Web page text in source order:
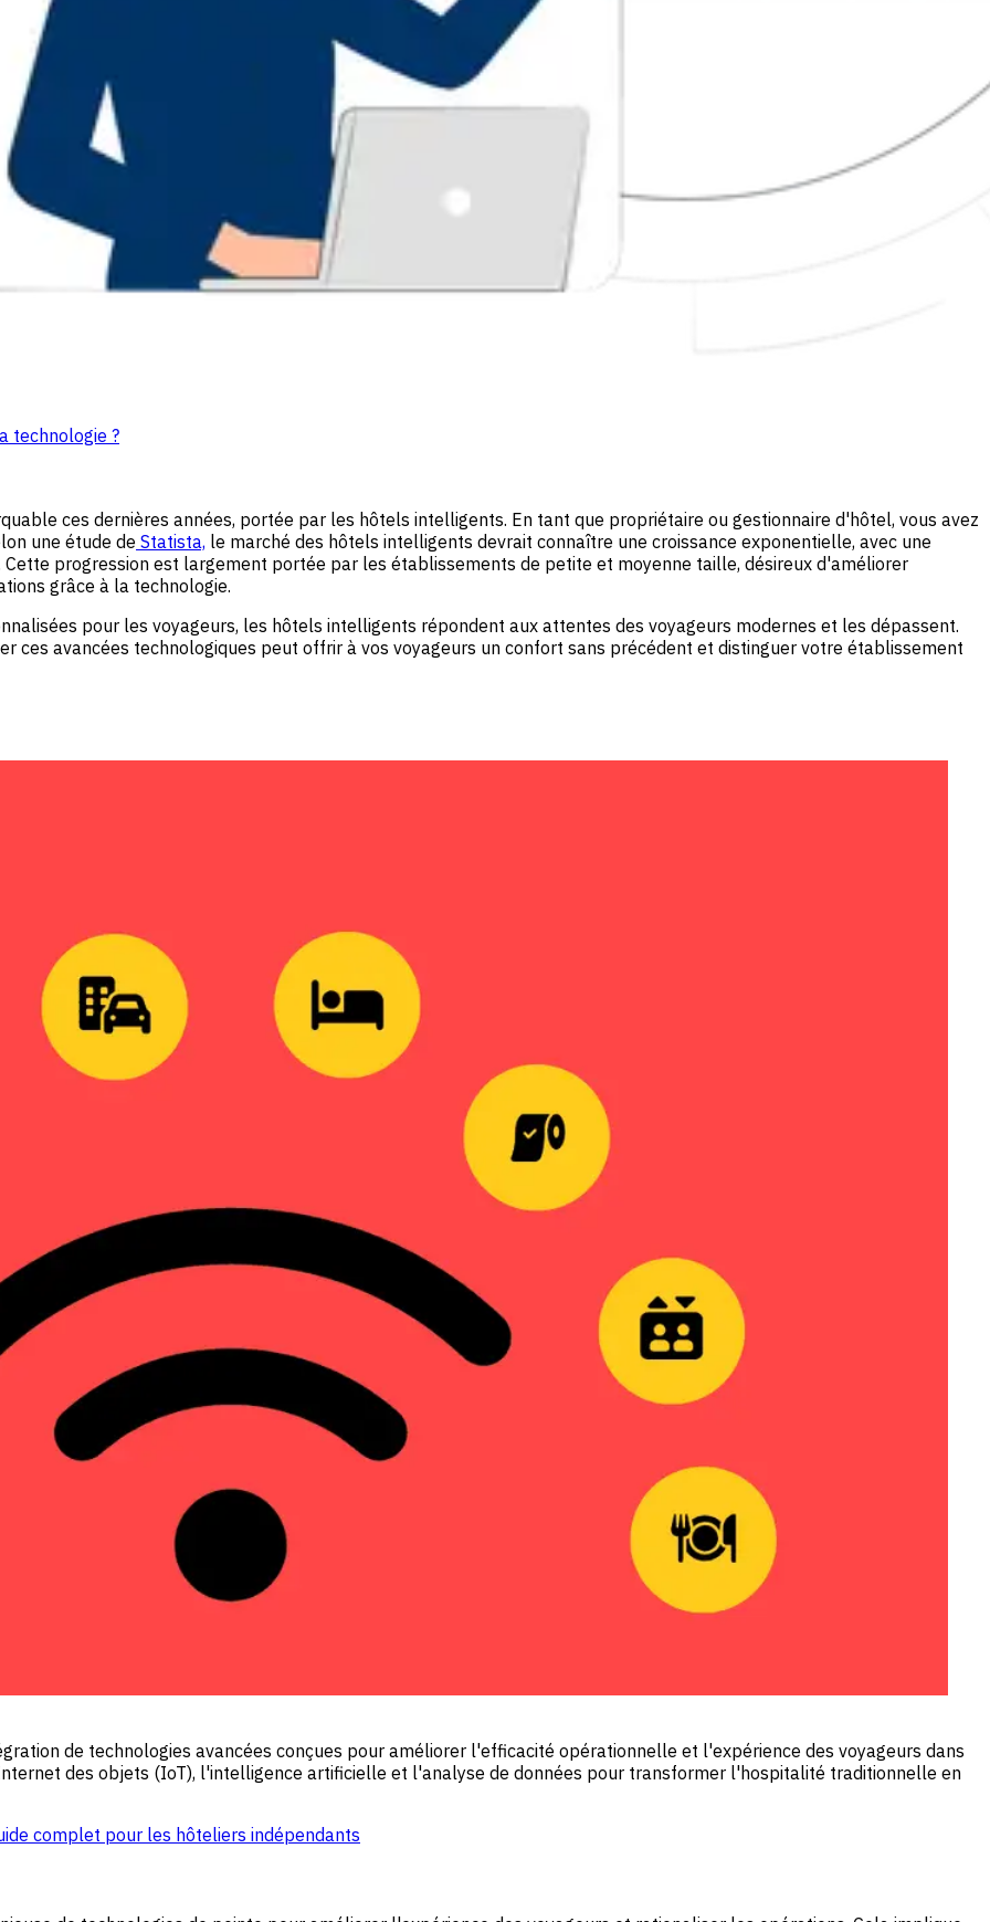
technologie ?
ces dernières années, portée par les hôtels intelligents. En tant que propriétaire ou gestionnaire d'hôtel, vous avez
une étude de Statista, le marché des hôtels intelligents devrait connaître une croissance exponentielle, avec une
progression est largement portée par les établissements de petite et moyenne taille, désireux d'améliorer
grâce à la technologie.
pour les voyageurs, les hôtels intelligents répondent aux attentes des voyageurs modernes et les dépassent.
ces avancées technologiques peut offrir à vos voyageurs un confort sans précédent et distinguer votre établissement
de technologies avancées conçues pour améliorer l'efficacité opérationnelle et l'expérience des voyageurs dans
des objets (IoT), l'intelligence artificielle et l'analyse de données pour transformer l'hospitalité traditionnelle en
complet pour les hôteliers indépendants